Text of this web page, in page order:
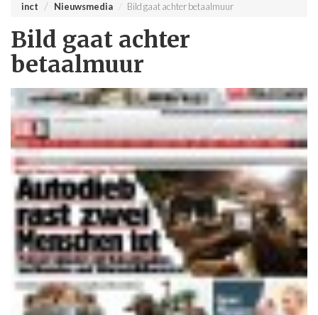
inct Nieuwsmedia Bild gaat achter betaalmuur
Bild gaat achter
betaalmuur